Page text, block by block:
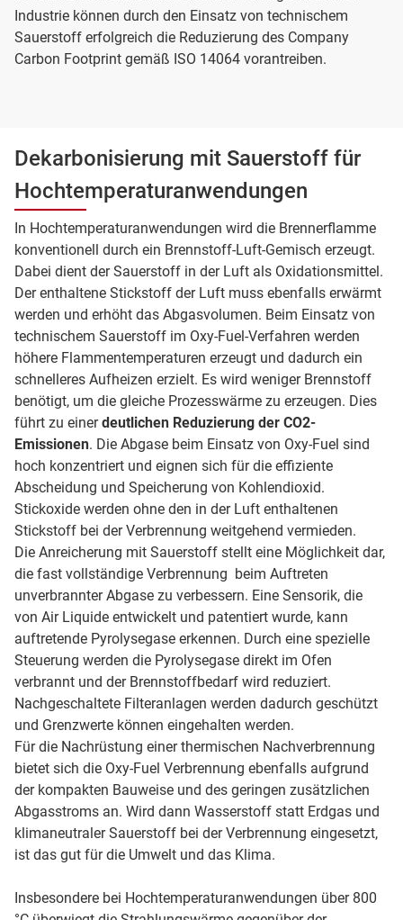
Industrie können durch den Einsatz von technischem
Sauerstoff erfolgreich die Reduzierung des Company
Carbon Footprint gemäß ISO 14064 vorantreiben.
Dekarbonisierung mit Sauerstoff für
Hochtemperaturanwendungen
In Hochtemperaturanwendungen wird die Brennerflamme
konventionell durch ein Brennstoff-Luft-Gemisch erzeugt.
Dabei dient der Sauerstoff in der Luft als Oxidationsmittel.
Der enthaltene Stickstoff der Luft muss ebenfalls erwärmt
werden und erhöht das Abgasvolumen. Beim Einsatz von
technischem Sauerstoff im Oxy-Fuel-Verfahren werden
höhere Flammentemperaturen erzeugt und dadurch ein
schnelleres Aufheizen erzielt. Es wird weniger Brennstoff
benötigt, um die gleiche Prozesswärme zu erzeugen. Dies
führt zu einerdeutlichen Reduzierung der CO2-
Emissionen. Die Abgase beim Einsatz von Oxy-Fuel sind
hoch konzentriert und eignen sich für die effiziente
Abscheidung und Speicherung von Kohlendioxid.
Stickoxide werden ohne den in der Luft enthaltenen
Stickstoff bei der Verbrennung weitgehend vermieden.
Die Anreicherung mit Sauerstoff stellt eine Möglichkeit dar,
die fast vollständige Verbrennung beim Auftreten
unverbrannter Abgase zu verbessern. Eine Sensorik, die
von Air Liquide entwickelt und patentiert wurde, kann
auftretende Pyrolysegase erkennen. Durch eine spezielle
Steuerung werden die Pyrolysegase direkt im Ofen
verbrannt und der Brennstoffbedarf wird reduziert.
Nachgeschaltete Filteranlagen werden dadurch geschützt
und Grenzwerte können eingehalten werden.
Für die Nachrüstung einer thermischen Nachverbrennung
bietet sich die Oxy-Fuel Verbrennung ebenfalls aufgrund
der kompakten Bauweise und des geringen zusätzlichen
Abgasstroms an. Wird dann Wasserstoff statt Erdgas und
klimaneutraler Sauerstoff bei der Verbrennung eingesetzt,
ist das gut für die Umwelt und das Klima.
Insbesondere bei Hochtemperaturanwendungen über 800